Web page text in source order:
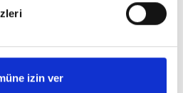
izin ver
UEFA Avrupa Ligi Finali
Charlotte 11 Yaşında